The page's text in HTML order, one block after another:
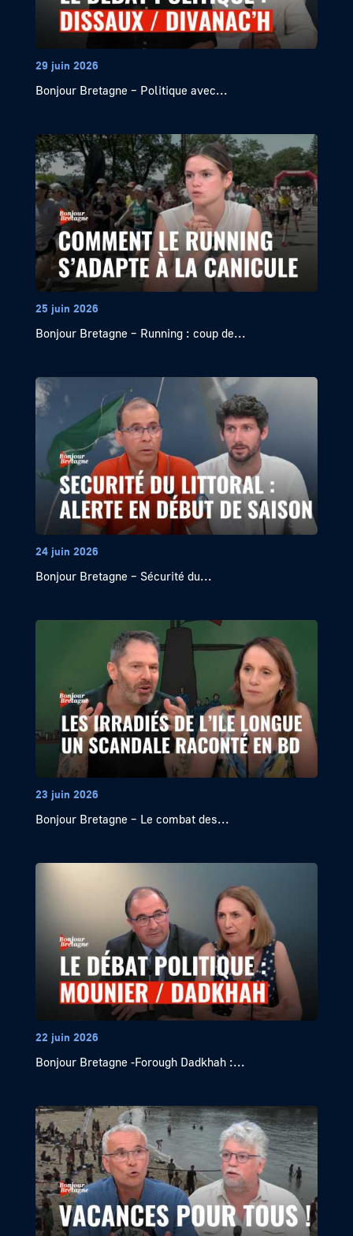
29 juin 2026
Bonjour Bretagne – Politique avec...
25 juin 2026
Bonjour Bretagne – Running : coup de...
24 juin 2026
Bonjour Bretagne – Sécurité du...
23 juin 2026
Bonjour Bretagne – Le combat des...
22 juin 2026
Bonjour Bretagne -Forough Dadkhah :...